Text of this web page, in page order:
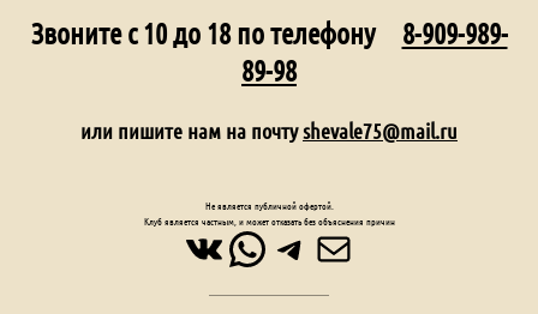
Звоните с 10 до 18 по телефону
8-909-989-
89-98
или пишите нам на почтуshevale75@mail.ru
Клуб является частным, и может отказать без объяснения причин
ВКонтакте
WhatsApp
Telegram
Почта